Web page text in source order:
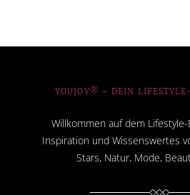
YOUJOY® – DEIN
Willkommen auf dem Lifestyle-
Inspiration und Wissenswertes
Stars, Natur, Mode,